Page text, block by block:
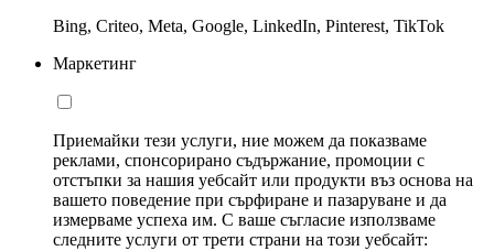
Bing, Criteo, Meta, Google, LinkedIn, Pinterest, TikTok
Маркетинг
Приемайки тези услуги, ние можем да показваме
реклами, спонсорирано съдържание, промоции с
отстъпки за нашия уебсайт или продукти въз основа на
вашето поведение при сърфиране и пазаруване и да
измерваме успеха им. С ваше съгласие използваме
следните услуги от трети страни на този уебсайт: